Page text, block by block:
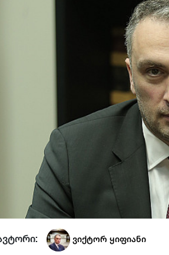
ვიქტორ ყიფიანი